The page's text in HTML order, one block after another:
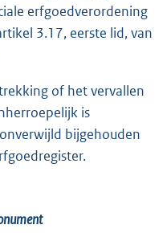
erfgoedverordening
3.17, eerste lid, van
of het vervallen
is
bijgehouden